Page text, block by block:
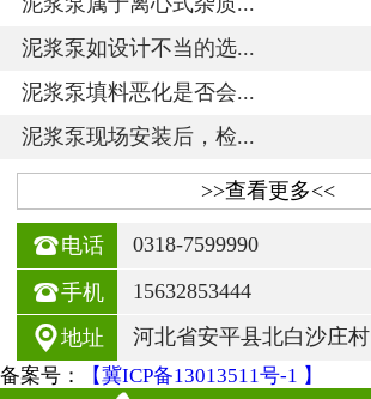
泥浆泵如设计不当的选...
泥浆泵填料恶化是否会...
泥浆泵现场安装后，检...
>>查看更多<<
电话 0318-7599990
手机 15632853444
地址 河北省安平县北白沙庄村
备案号： 【冀ICP备13013511号-1 】